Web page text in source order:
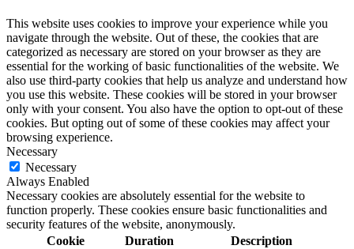
This website uses cookies to improve your experience while you
navigate through the website. Out of these, the cookies that are
categorized as necessary are stored on your browser as they are
essential for the working of basic functionalities of the website. We
also use third-party cookies that help us analyze and understand how
you use this website. These cookies will be stored in your browser
only with your consent. You also have the option to opt-out of these
cookies. But opting out of some of these cookies may affect your
browsing experience.
Necessary
Necessary
Always Enabled
Necessary cookies are absolutely essential for the website to
function properly. These cookies ensure basic functionalities and
security features of the website, anonymously.
Cookie
Duration Description